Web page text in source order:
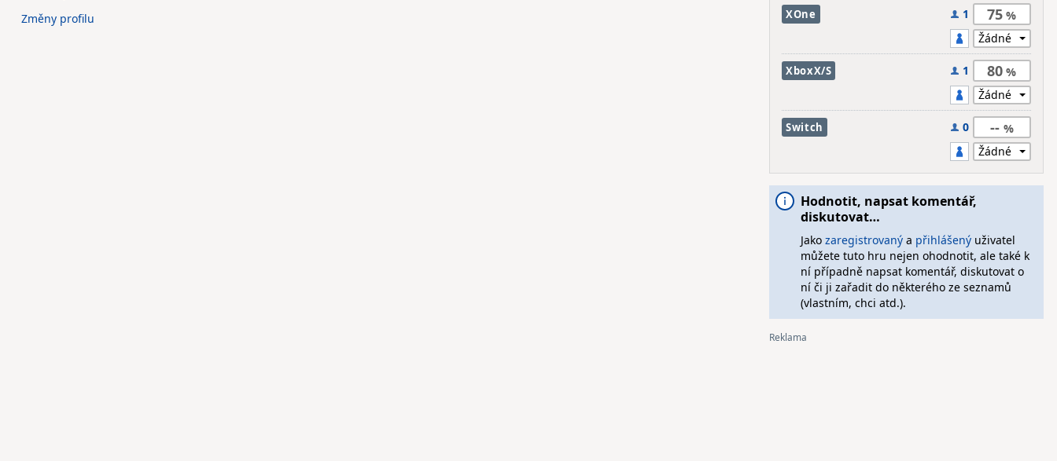
Změny profilu
XOne 1 75
XboxX/S 1 80
Switch 0 --
Hodnotit, napsat komentář,
diskutovat…
Jako zaregistrovanýa přihlášenýuživatel
můžete tuto hru nejen ohodnotit, ale také k
ní případně napsat komentář, diskutovat o
ní či ji zařadit do některého ze seznamů
(vlastním, chci atd.).